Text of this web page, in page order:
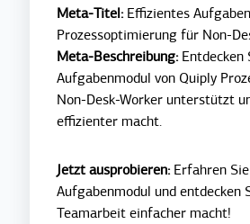
Meta-Titel: Effizientes
Prozessoptimierung für Non-
Meta-Beschreibung: Entdecken
Aufgabenmodul von Quiply
Non-Desk-Worker unterstützt
effizienter macht.
Jetzt ausprobieren: Erfahren
Aufgabenmodul und entdecken
Teamarbeit einfacher macht!